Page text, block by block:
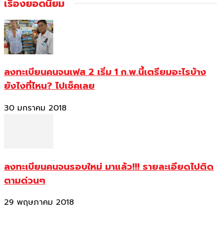
เรื่องยอดนิยม
ลงทะเบียนคนจนเฟส 2 เริ่ม 1 ก.พ.นี้เตรียมอะไรบ้าง
ยังไงที่ไหน? ไปเช็คเลย
30 มกราคม 2018
ลงทะเบียนคนจนรอบใหม่ มาแล้ว!!! รายละเอียดไปติด
ตามด่วนๆ
29 พฤษภาคม 2018